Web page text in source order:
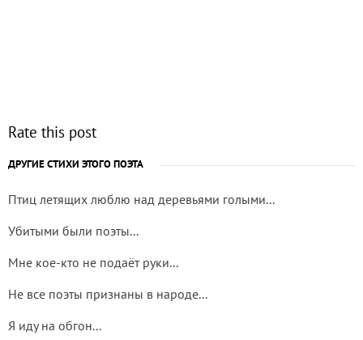
Rate this post
ДРУГИЕ СТИХИ ЭТОГО ПОЭТА
Птиц летящих люблю над деревьями голыми...
Убитыми были поэты...
Мне кое-кто не подаёт руки...
Не все поэты признаны в народе...
Я иду на обгон...